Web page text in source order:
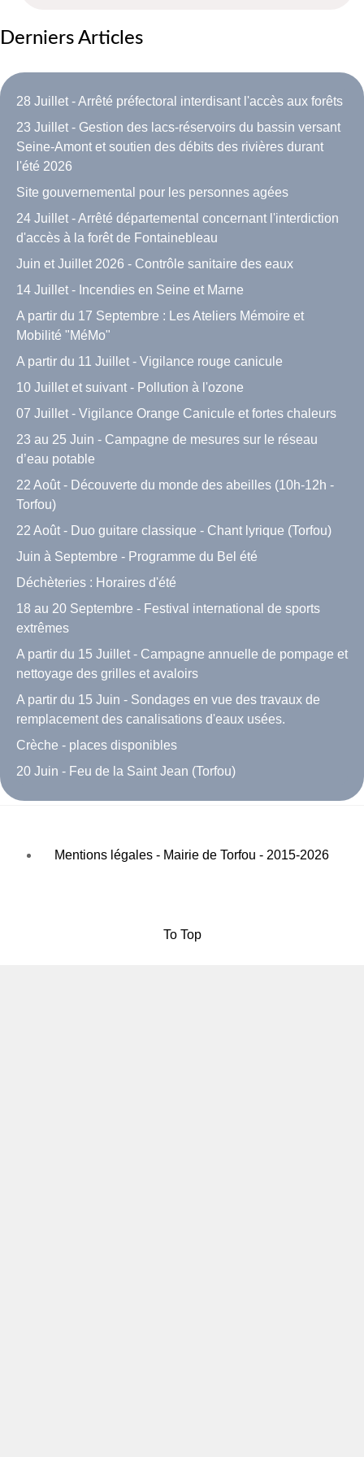
Derniers Articles
28 Juillet - Arrêté préfectoral interdisant l'accès aux forêts
23 Juillet - Gestion des lacs-réservoirs du bassin versant
Seine-Amont et soutien des débits des rivières durant
l'été 2026
Site gouvernemental pour les personnes agées
24 Juillet - Arrêté départemental concernant l'interdiction
d'accès à la forêt de Fontainebleau
Juin et Juillet 2026 - Contrôle sanitaire des eaux
14 Juillet - Incendies en Seine et Marne
A partir du 17 Septembre : Les Ateliers Mémoire et
Mobilité "MéMo"
A partir du 11 Juillet - Vigilance rouge canicule
10 Juillet et suivant - Pollution à l'ozone
07 Juillet - Vigilance Orange Canicule et fortes chaleurs
23 au 25 Juin - Campagne de mesures sur le réseau
d’eau potable
22 Août - Découverte du monde des abeilles (10h-12h -
Torfou)
22 Août - Duo guitare classique - Chant lyrique (Torfou)
Juin à Septembre - Programme du Bel été
Déchèteries : Horaires d'été
18 au 20 Septembre - Festival international de sports
extrêmes
A partir du 15 Juillet - Campagne annuelle de pompage et
nettoyage des grilles et avaloirs
A partir du 15 Juin - Sondages en vue des travaux de
remplacement des canalisations d'eaux usées.
Crèche - places disponibles
20 Juin - Feu de la Saint Jean (Torfou)
Mentions légales - Mairie de Torfou - 2015-2026
To Top